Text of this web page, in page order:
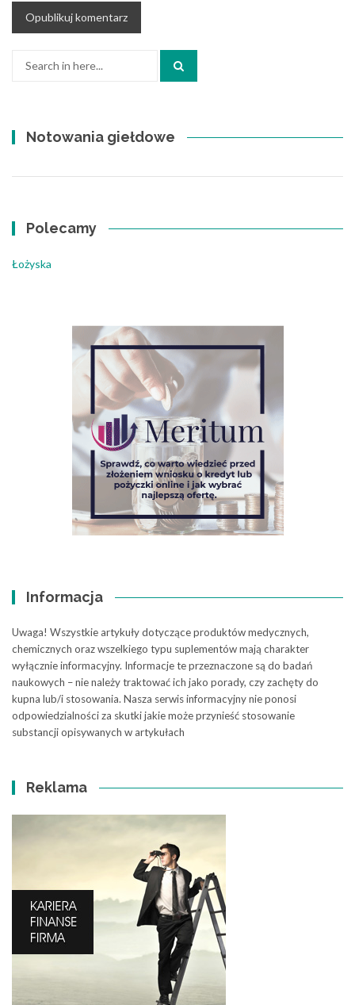
Notowania giełdowe
Polecamy
Łożyska
Informacja
Uwaga! Wszystkie artykuły dotyczące produktów medycznych,
chemicznych oraz wszelkiego typu suplementów mają charakter
wyłącznie informacyjny. Informacje te przeznaczone są do badań
naukowych – nie należy traktować ich jako porady, czy zachęty do
kupna lub/i stosowania. Nasza serwis informacyjny nie ponosi
odpowiedzialności za skutki jakie może przynieść stosowanie
substancji opisywanych w artykułach
Reklama